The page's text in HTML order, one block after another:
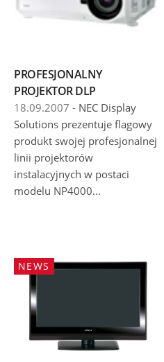
PROFESJONALNY
PROJEKTOR DLP
18.09.2007 - NEC Display
Solutions prezentuje flagowy
produkt swojej profesjonalnej
linii projektorów
instalacyjnych w postaci
modelu NP4000...
NEWS